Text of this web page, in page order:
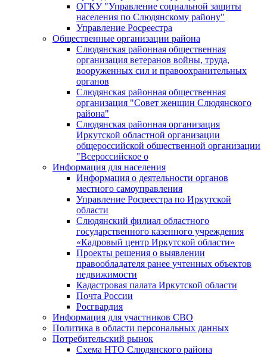
ОГКУ "Управление социальной защиты
населения по Слюдянскому району"
Управление Росреестра
Общественные организации района
Слюдянская районная общественная
организация ветеранов войны, труда,
вооруженных сил и правоохранительных
органов
Слюдянская районная общественная
организация "Совет женщин Слюдянского
района"
Слюдянская районная организация
Иркутской областной организации
общероссийской общественной организации
"Всероссийское о
Информация для населения
Информация о деятельности органов
местного самоуправления
Управление Росреестра по Иркутской
области
Слюдянский филиал областного
государственного казенного учреждения
«Кадровый центр Иркутской области»
Проекты решения о выявлении
правообладателя ранее учтенных объектов
недвижимости
Кадастровая палата Иркутской области
Почта России
Росгвардия
Информация для участников СВО
Политика в области персональных данных
Потребительский рынок
Схема НТО Слюдянского района